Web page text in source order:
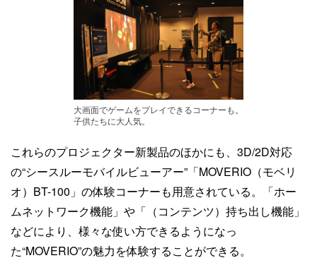
大画面でゲームをプレイできるコーナーも。
子供たちに大人気。
これらのプロジェクター新製品のほかにも、3D/2D対応
の“シースルーモバイルビューアー”「MOVERIO（モベリ
オ）BT-100」の体験コーナーも用意されている。「ホー
ムネットワーク機能」や「（コンテンツ）持ち出し機能」
などにより、様々な使い方できるようになっ
た“MOVERIO”の魅力を体験することができる。